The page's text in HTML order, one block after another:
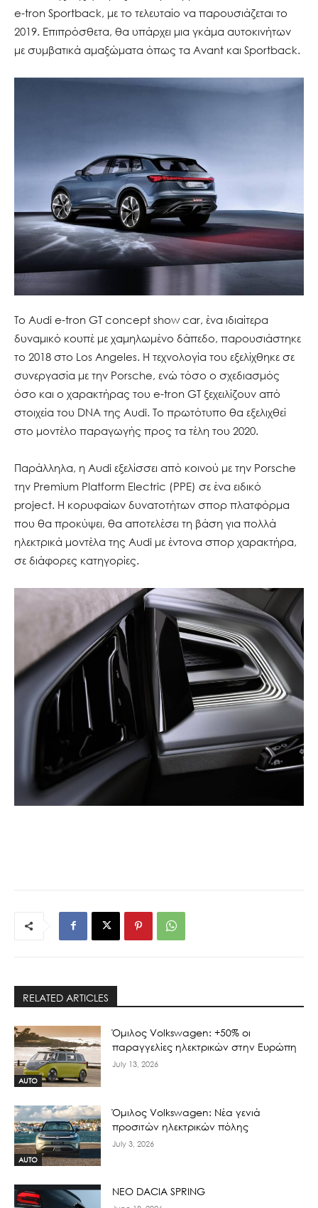
e-tron Sportback, με το τελευταίο να παρουσιάζεται το
2019. Επιπρόσθετα, θα υπάρχει μια γκάμα αυτοκινήτων
με συμβατικά αμαξώματα όπως τα Avant και Sportback.
Το Audi e-tron GT concept show car, ένα ιδιαίτερα
δυναμικό κουπέ με χαμηλωμένο δάπεδο, παρουσιάστηκε
το 2018 στο Los Angeles. Η τεχνολογία του εξελίχθηκε σε
συνεργασία με την Porsche, ενώ τόσο ο σχεδιασμός
όσο και ο χαρακτήρας του e-tron GT ξεχειλίζουν από
στοιχεία του DNA της Audi. Το πρωτότυπο θα εξελιχθεί
στο μοντέλο παραγωγής προς τα τέλη του 2020.
Παράλληλα, η Audi εξελίσσει από κοινού με την Porsche
την Premium Platform Electric (PPE) σε ένα ειδικό
project. Η κορυφαίων δυνατοτήτων σπορ πλατφόρμα
που θα προκύψει, θα αποτελέσει τη βάση για πολλά
ηλεκτρικά μοντέλα της Audi με έντονα σπορ χαρακτήρα,
σε διάφορες κατηγορίες.
RELATED ARTICLES
AUTO
Όμιλος Volkswagen: +50% οι
παραγγελίες ηλεκτρικών στην Ευρώπη
July 13, 2026
AUTO
Όμιλος Volkswagen: Νέα γενιά
προσιτών ηλεκτρικών πόλης
July 3, 2026
ΝΕΟ DACIA SPRING